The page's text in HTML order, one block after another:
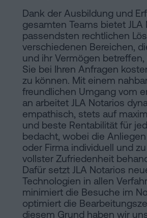
Dank der Ausbildung und
gesamten Teams bietet JLA
passendsten rechtlichen
verschiedenen Bereichen,
und ihr Vermögen
Sie bei Ihren Anfragen
zu können. Mit einem
freundlichen Umgang vom
an arbeitet JLA Notarios
empathisch, stets auf
und beste Rentabilität für
bedacht, wobei die
oder Firma individuell und
vollster Zufriedenheit
Dafür setzt JLA Notarios
Technologien in allen
minimiert die Besuche im
optimiert die
diesem Grund haben wir